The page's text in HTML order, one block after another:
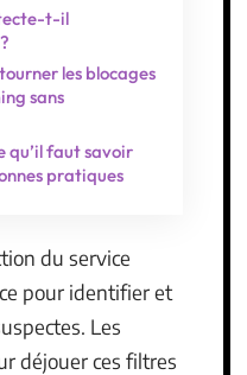
t-il
les blocages
sans
qu’il faut savoir
pratiques
du service
pour identifier et
Les
déjouer ces filtres